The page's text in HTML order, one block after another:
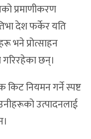
प्रमाणीकरण
देश फर्केर यति
भने प्रोत्साहन
छन्।
किट नियमन गर्ने स्पष्ट
उत्पादनलाई